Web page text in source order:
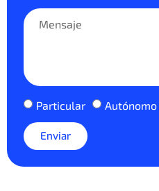
Particular Autónomo
Enviar